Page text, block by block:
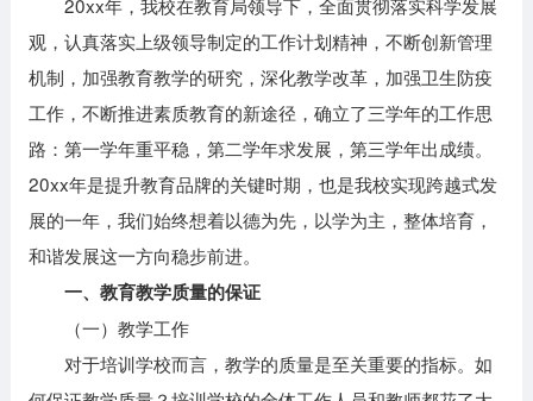
观，认真落实上级领导制定的工作计划精神，不断创新管理
机制，加强教育教学的研究，深化教学改革，加强卫生防疫
工作，不断推进素质教育的新途径，确立了三学年的工作思
路：第一学年重平稳，第二学年求发展，第三学年出成绩。
20xx年是提升教育品牌的关键时期，也是我校实现跨越式发
展的一年，我们始终想着以德为先，以学为主，整体培育，
和谐发展这一方向稳步前进。
一、教育教学质量的保证
（一）教学工作
对于培训学校而言，教学的质量是至关重要的指标。如